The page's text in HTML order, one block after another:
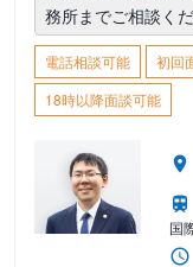
務所までご相談くだ
電話相談可能 初回
18時以降面談可能
国